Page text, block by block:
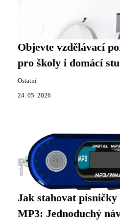
Objevte vzdělávací
pro školy i domácí
Ostatní
24. 05. 2026
Jak stahovat písničky
MP3: Jednoduchý